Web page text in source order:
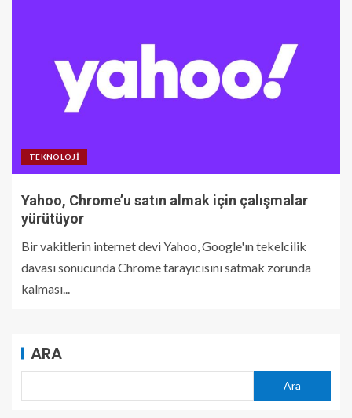
TEKNOLOJI
Yahoo, Chrome’u satın almak için çalışmalar
yürütüyor
Bir vakitlerin internet devi Yahoo, Google'ın tekelcilik
davası sonucunda Chrome tarayıcısını satmak zorunda
kalması...
ARA
Ara